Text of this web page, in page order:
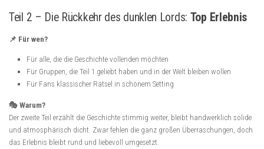
Teil 2 – Die Rückkehr des dunklen Lords: Top Erlebnis
📌 Für wen?
Für alle, die die Geschichte vollenden möchten
Für Gruppen, die Teil 1 geliebt haben und in der Welt bleiben wollen
Für Fans klassischer Rätsel in schönem Setting
🎭 Warum?
Der zweite Teil erzählt die Geschichte stimmig weiter, bleibt handwerklich solide
und atmosphärisch dicht. Zwar fehlen die ganz großen Überraschungen, doch
das Erlebnis bleibt rund und liebevoll umgesetzt.